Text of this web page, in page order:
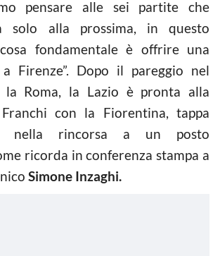
pensare alle sei partite che
solo alla prossima, in questo
fondamentale è offrire una
Firenze”. Dopo il pareggio nel
Roma, la Lazio è pronta alla
con la Fiorentina, tappa
nella rincorsa a un posto
ricorda in conferenza stampa a
Simone Inzaghi.